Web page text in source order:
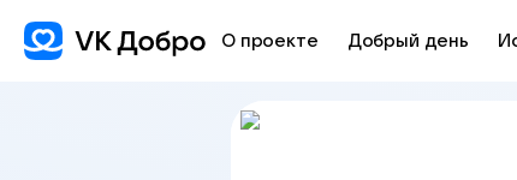
О проекте Добрый день